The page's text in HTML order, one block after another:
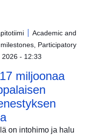
Academic and
Participatory
2026 - 12:33
miljoonaa
on intohimo ja halu